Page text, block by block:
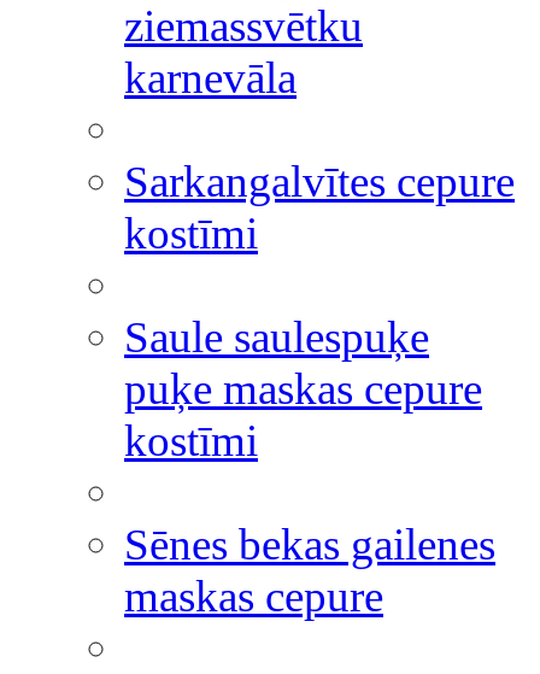
ziemassvētku
karnevāla
Sarkangalvītes cepure
kostīmi
Saule saulespuķe
puķe maskas cepure
kostīmi
Sēnes bekas gailenes
maskas cepure